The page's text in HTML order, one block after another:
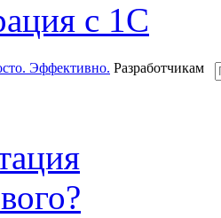
с 1С
Разработчикам